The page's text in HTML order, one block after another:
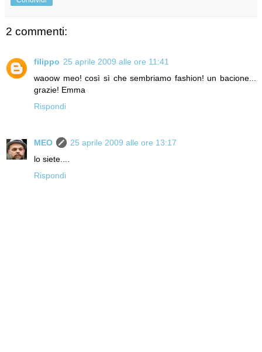
2 commenti:
filippo 25 aprile 2009 alle ore 11:41
waoow meo! così sì che sembriamo fashion! un bacione...
grazie! Emma
Rispondi
MEO
25 aprile 2009 alle ore 13:17
lo siete....
Rispondi